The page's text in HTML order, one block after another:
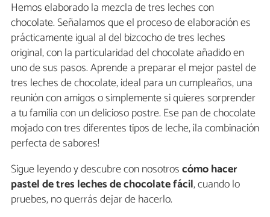
Hemos elaborado la mezcla de tres leches con
chocolate. Señalamos que el proceso de elaboración es
prácticamente igual al del bizcocho de tres leches
original, con la particularidad del chocolate añadido en
uno de sus pasos. Aprende a preparar el mejor pastel de
tres leches de chocolate, ideal para un cumpleaños, una
reunión con amigos o simplemente si quieres sorprender
a tu familia con un delicioso postre. Ese pan de chocolate
mojado con tres diferentes tipos de leche, ¡la combinación
perfecta de sabores!
Sigue leyendo y descubre con nosotroscómo hacer
pastel de tres leches de chocolate fácil, cuando lo
pruebes, no querrás dejar de hacerlo.